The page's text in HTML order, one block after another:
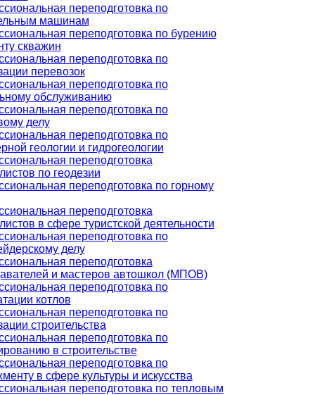
переподготовка по
машинам
переподготовка по бурению
скважин
переподготовка по
перевозок
переподготовка по
обслуживанию
переподготовка по
делу
переподготовка по
геологии и гидрогеологии
переподготовка
по геодезии
переподготовка по горному
переподготовка
в сфере туристской деятельности
переподготовка по
делу
переподготовка
и мастеров автошкол (МПОВ)
переподготовка по
котлов
переподготовка по
строительства
переподготовка по
в строительстве
переподготовка по
в сфере культуры и искусства
переподготовка по тепловым